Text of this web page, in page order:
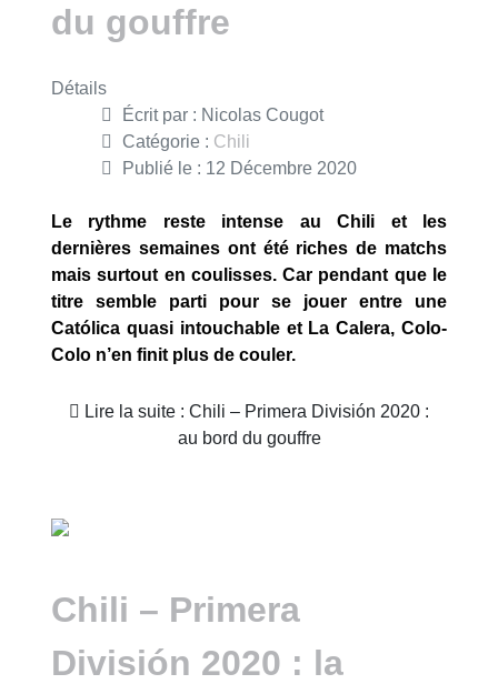
du gouffre
Détails
Écrit par : Nicolas Cougot
Catégorie : Chili
Publié le : 12 Décembre 2020
Le rythme reste intense au Chili et les
dernières semaines ont été riches de matchs
mais surtout en coulisses. Car pendant que le
titre semble parti pour se jouer entre une
Católica quasi intouchable et La Calera, Colo-
Colo n’en finit plus de couler.
Lire la suite : Chili – Primera División 2020 :
au bord du gouffre
Chili – Primera
División 2020 : la